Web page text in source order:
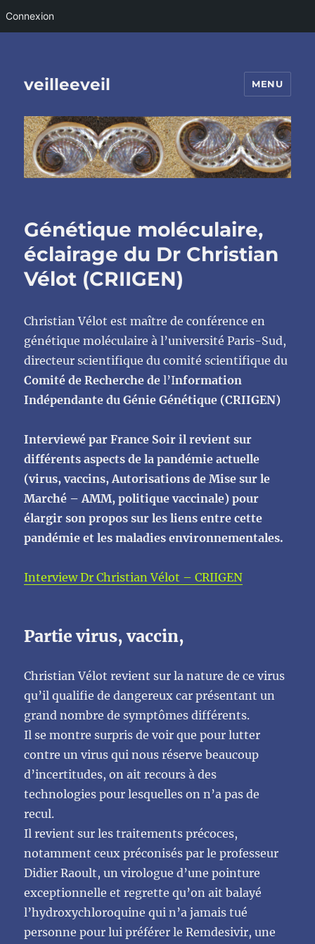
Connexion
veilleeveil MENU
Génétique moléculaire,
éclairage du Dr Christian
Vélot (CRIIGEN)
Christian Vélot est maître de conférence en
génétique moléculaire à l’université Paris-Sud,
directeur scientifique du comité scientifique du
Comité de Recherche de l’Information
Indépendante du Génie Génétique (CRIIGEN)
Interviewé par France Soir il revient sur
différents aspects de la pandémie actuelle
(virus, vaccins, Autorisations de Mise sur le
Marché – AMM, politique vaccinale) pour
élargir son propos sur les liens entre cette
pandémie et les maladies environnementales.
Interview Dr Christian Vélot – CRIIGEN
Partie virus, vaccin,
Christian Vélot revient sur la nature de ce virus
qu’il qualifie de dangereux car présentant un
grand nombre de symptômes différents.
Il se montre surpris de voir que pour lutter
contre un virus qui nous réserve beaucoup
d’incertitudes, on ait recours à des
technologies pour lesquelles on n’a pas de
recul.
Il revient sur les traitements précoces,
notamment ceux préconisés par le professeur
Didier Raoult, un virologue d’une pointure
exceptionnelle et regrette qu’on ait balayé
l’hydroxychloroquine qui n’a jamais tué
personne pour lui préférer le Remdesivir, une